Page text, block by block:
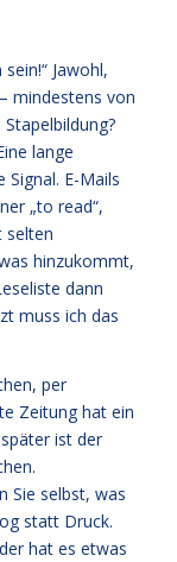
Jawohl,
mindestens von
lange
Signal. E-Mails
„to read“,
selten
hinzukommt,
dann
muss ich das
per
Zeitung hat ein
ist der
Sie selbst, was
statt Druck.
hat es etwas